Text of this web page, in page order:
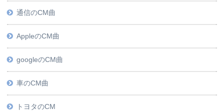
通信のCM曲
AppleのCM曲
googleのCM曲
車のCM曲
トヨタのCM